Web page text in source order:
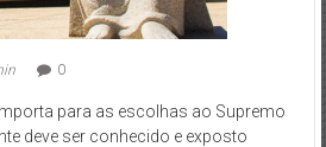
0
para as escolhas ao Supremo
deve ser conhecido e exposto